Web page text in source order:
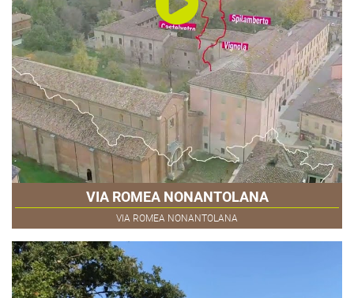
VIA ROMEA NONANTOLANA
VIA ROMEA NONANTOLANA